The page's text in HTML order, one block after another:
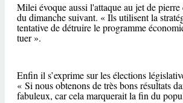
Milei évoque aussi l'attaque au jet de
du dimanche suivant. « Ils utilisent la
tentative de détruire le programme
tuer ».
Enfin il s’exprime sur les élections
« Si nous obtenons de très bons résultats
fabuleux, car cela marquerait la fin du